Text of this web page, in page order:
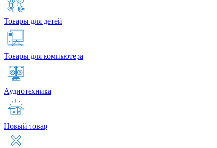
Товары для детей
Товары для компьютера
Аудиотехника
Новый товар